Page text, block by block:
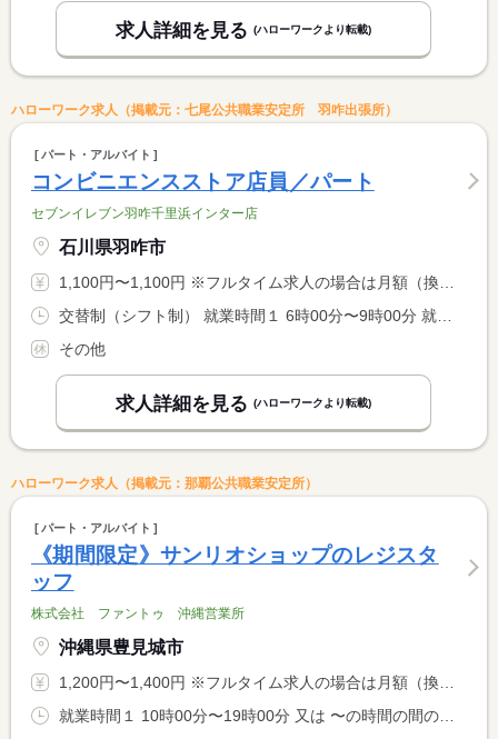
求人詳細を見る (ハローワークより転載)
ハローワーク求人（掲載元：七尾公共職業安定所 羽咋出張所）
パート・アルバイト
コンビニエンスストア店員／パート
セブンイレブン羽咋千里浜インター店
石川県羽咋市
1,100円〜1,100円 ※フルタイム求人の場合は月額（換算額）、パート求人の場合は時間額を表示しています。
交替制（シフト制） 就業時間１ 6時00分〜9時00分 就業時間２ 17時00分〜22時00分 就業時間３ 22時00分〜6時00分 就業時間に関する特記事項 （４）２２時００分〜２時００分 <BR> 就業時間について応相談可 <BR> （３）は休憩６０分
その他
求人詳細を見る (ハローワークより転載)
ハローワーク求人（掲載元：那覇公共職業安定所）
パート・アルバイト
《期間限定》サンリオショップのレジスタ
ッフ
株式会社 ファントゥ 沖縄営業所
沖縄県豊見城市
1,200円〜1,400円 ※フルタイム求人の場合は月額（換算額）、パート求人の場合は時間額を表示しています。
就業時間１ 10時00分〜19時00分 又は 〜の時間の間の8時間